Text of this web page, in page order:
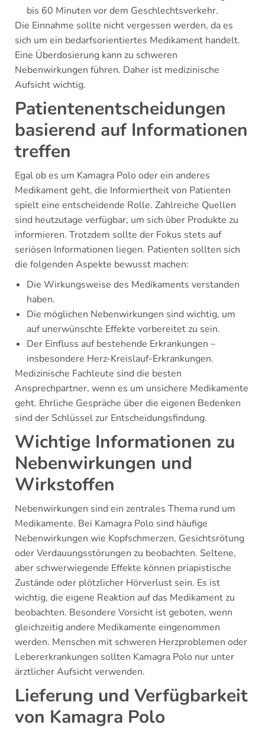
bis 60 Minuten vor dem Geschlechtsverkehr.
Die Einnahme sollte nicht vergessen werden, da es
sich um ein bedarfsorientiertes Medikament handelt.
Eine Überdosierung kann zu schweren
Nebenwirkungen führen. Daher ist medizinische
Aufsicht wichtig.
Patientenentscheidungen
basierend auf Informationen
treffen
Egal ob es um Kamagra Polo oder ein anderes
Medikament geht, die Informiertheit von Patienten
spielt eine entscheidende Rolle. Zahlreiche Quellen
sind heutzutage verfügbar, um sich über Produkte zu
informieren. Trotzdem sollte der Fokus stets auf
seriösen Informationen liegen. Patienten sollten sich
die folgenden Aspekte bewusst machen:
Die Wirkungsweise des Medikaments verstanden
haben.
Die möglichen Nebenwirkungen sind wichtig, um
auf unerwünschte Effekte vorbereitet zu sein.
Der Einfluss auf bestehende Erkrankungen –
insbesondere Herz-Kreislauf-Erkrankungen.
Medizinische Fachleute sind die besten
Ansprechpartner, wenn es um unsichere Medikamente
geht. Ehrliche Gespräche über die eigenen Bedenken
sind der Schlüssel zur Entscheidungsfindung.
Wichtige Informationen zu
Nebenwirkungen und
Wirkstoffen
Nebenwirkungen sind ein zentrales Thema rund um
Medikamente. Bei Kamagra Polo sind häufige
Nebenwirkungen wie Kopfschmerzen, Gesichtsrötung
oder Verdauungsstörungen zu beobachten. Seltene,
aber schwerwiegende Effekte können priapistische
Zustände oder plötzlicher Hörverlust sein. Es ist
wichtig, die eigene Reaktion auf das Medikament zu
beobachten. Besondere Vorsicht ist geboten, wenn
gleichzeitig andere Medikamente eingenommen
werden. Menschen mit schweren Herzproblemen oder
Lebererkrankungen sollten Kamagra Polo nur unter
ärztlicher Aufsicht verwenden.
Lieferung und Verfügbarkeit
von Kamagra Polo